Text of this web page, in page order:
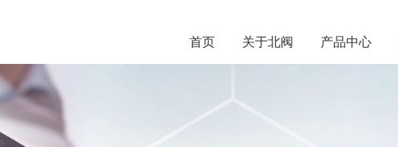
首页 关于北阀 产品中心